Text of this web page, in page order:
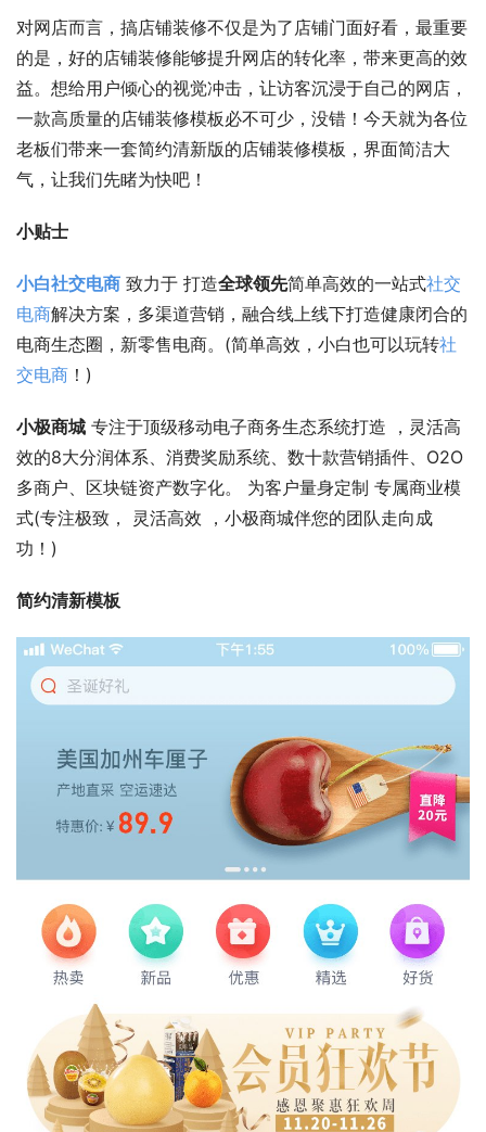
对网店而言，搞店铺装修不仅是为了店铺门面好看，最重要
的是，好的店铺装修能够提升网店的转化率，带来更高的效
益。想给用户倾心的视觉冲击，让访客沉浸于自己的网店，
一款高质量的店铺装修模板必不可少，没错！今天就为各位
老板们带来一套简约清新版的店铺装修模板，界面简洁大
气，让我们先睹为快吧！
小贴士
小白社交电商 致力于 打造全球领先简单高效的一站式社交
电商解决方案，多渠道营销，融合线上线下打造健康闭合的
电商生态圈，新零售电商。(简单高效，小白也可以玩转社
交电商 ！)
小极商城 专注于顶级移动电子商务生态系统打造 ，灵活高
效的8大分润体系、消费奖励系统、数十款营销插件、O2O
多商户、区块链资产数字化。 为客户量身定制 专属商业模
式(专注极致， 灵活高效 ，小极商城伴您的团队走向成
功！)
简约清新模板